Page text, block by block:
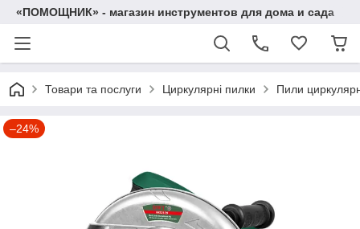
«ПОМОЩНИК» - магазин инструментов для дома и сада
Товари та послуги Циркулярні пилки Пили
–24%